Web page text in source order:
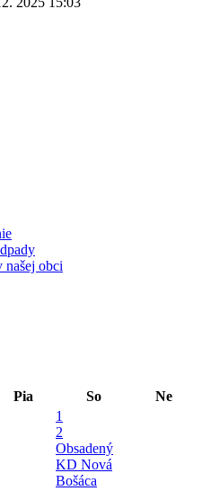
našej obci
Pia So Ne
1
2
Obsadený
KD Nová
Bošáca